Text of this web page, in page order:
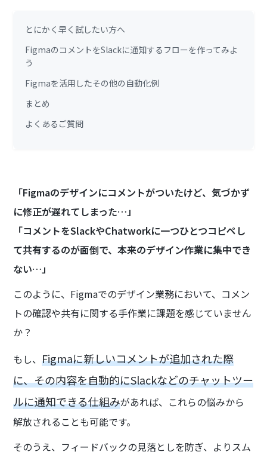
とにかく早く試したい方へ
FigmaのコメントをSlackに通知するフローを作ってみよ
う
Figmaを活用したその他の自動化例
まとめ
よくあるご質問
「Figmaのデザインにコメントがついたけど、気づかず
に修正が遅れてしまった…」
「コメントをSlackやChatworkに一つひとつコピペし
て共有するのが面倒で、本来のデザイン作業に集中でき
ない…」
このように、Figmaでのデザイン業務において、コメン
トの確認や共有に関する手作業に課題を感じていません
か？
もし、Figmaに新しいコメントが追加された際
に、その内容を自動的にSlackなどのチャットツー
ルに通知できる仕組みがあれば、これらの悩みから
解放されることも可能です。
そのうえ、フィードバックの見落としを防ぎ、よりスム